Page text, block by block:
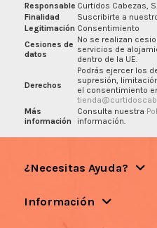
Responsable Curtidos Cabezas,
Finalidad
Suscribirte a
Legitimación Consentimiento
Cesiones de
datos
No se realizan
servicios de
dentro de la UE.
Derechos
Podrás ejercer los
supresión,
el consentimiento
Más
información
Consulta nuestra
información.
¿Necesitas Ayuda?
Información